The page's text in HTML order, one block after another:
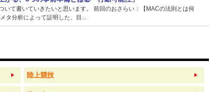
いて書いていきたいと思います。 前回のおさらい：【MACの法則とは何
タ分析によって証明した、目...
陸上競技